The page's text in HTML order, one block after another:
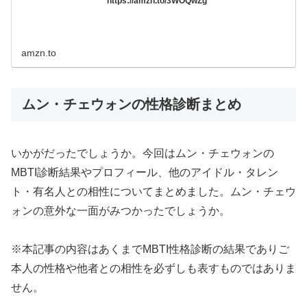
amzn.to
ムン・チェウォンの性格診断まとめ
いかがだったでしょうか。今回はムン・チェウォンの
MBTI診断結果やプロフィール、他のアイドル・タレン
ト・有名人との相性についてまとめました。ムン・チェウ
ォンの意外な一面がみつかったでしょうか。
※本記事の内容はあくまでMBTI性格診断の結果でありご
本人の性格や他者との相性を必ずしも表すものではありま
せん。